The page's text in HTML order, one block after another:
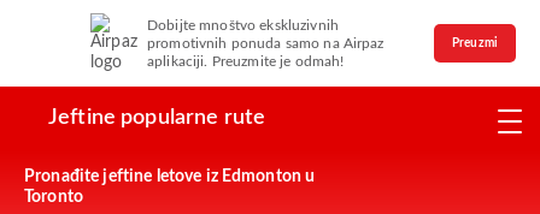
Dobijte mnoštvo ekskluzivnih
promotivnih ponuda samo na Airpaz
aplikaciji. Preuzmite je odmah!
Preuzmi
Jeftine popularne rute
Pronađite jeftine letove iz Edmonton u
Toronto